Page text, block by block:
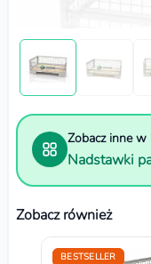
Zobacz inne w
Nadstawki
Zobacz również
BESTSELLER